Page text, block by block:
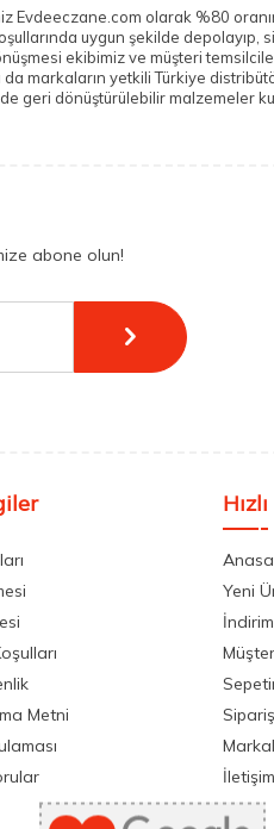
Evdeeczane.com olarak %80
uygun şekilde
ekibimiz ve müşteri
markaların yetkili Türkiye
geri dönüştürülebilir malzemeler
abone olun!
Metni
Yeni
İletişim